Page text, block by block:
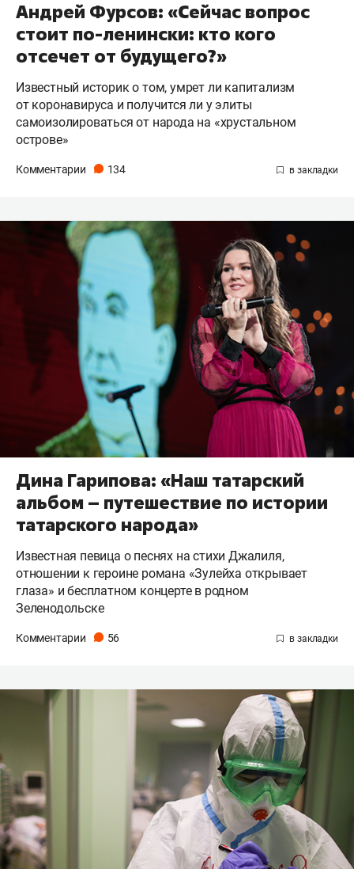
Андрей Фурсов: «Сейчас вопрос
стоит по-ленински: кто кого
отсечет от будущего?»
Известный историк о том, умрет ли капитализм
от коронавируса и получится ли у элиты
самоизолироваться от народа на «хрустальном
острове»
Комментарии 134
Дина Гарипова: «Наш татарский
альбом – путешествие по истории
татарского народа»
Известная певица о песнях на стихи Джалиля,
отношении к героине романа «Зулейха открывает
глаза» и бесплатном концерте в родном
Зеленодольске
Комментарии 56